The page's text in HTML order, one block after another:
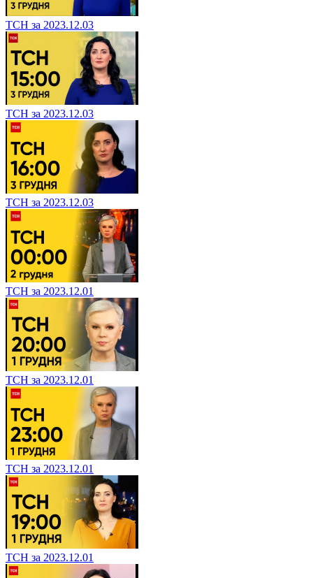
ТСН за 2023.12.03
ТСН за 2023.12.03
ТСН за 2023.12.03
ТСН за 2023.12.01
ТСН за 2023.12.01
ТСН за 2023.12.01
ТСН за 2023.12.01